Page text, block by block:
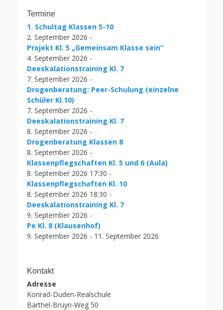
Termine
1. Schultag Klassen 5-10
2. September 2026 -
Projekt Kl. 5 „Gemeinsam Klasse sein“
4. September 2026 -
Deeskalationstraining Kl. 7
7. September 2026 -
Drogenberatung: Peer-Schulung (einzelne
Schüler Kl.10)
7. September 2026 -
Deeskalationstraining Kl. 7
8. September 2026 -
Drogenberatung Klassen 8
8. September 2026 -
Klassenpflegschaften Kl. 5 und 6 (Aula)
8. September 2026 17:30 -
Klassenpflegschaften Kl. 10
8. September 2026 18:30 -
Deeskalationstraining Kl. 7
9. September 2026 -
Pe Kl. 8 (Klausenhof)
9. September 2026 - 11. September 2026
Kontakt
Adresse
Konrad-Duden-Realschule
Barthel-Bruyn-Weg 50